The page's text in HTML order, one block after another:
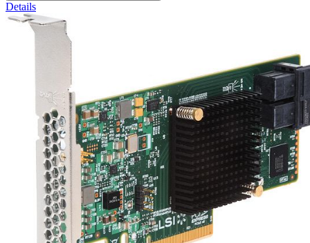
Details